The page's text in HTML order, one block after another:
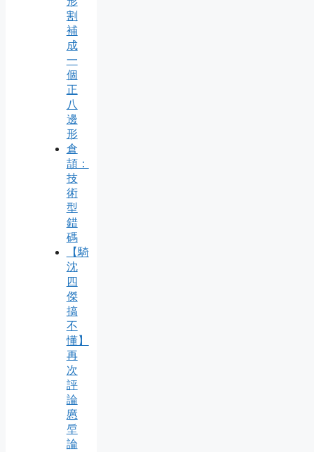
割
補
成
一
個
正
八
邊
形
倉
頡：
技
術
型
錯
碼
【騎
沈
四
傑
搞
不
懂】
再
次
評
論
懬
垕
論